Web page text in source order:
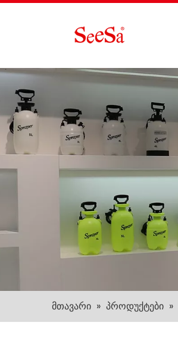
მთავარი » პროდუქტები »